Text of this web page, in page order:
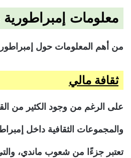
معلومات إمبراطورية
من أهم المعلومات حول
ثقافة مالي
على الرغم من وجود الكثير من
والمجموعات الثقافية داخل
تعتبر جزءًا من شعوب ماندي،